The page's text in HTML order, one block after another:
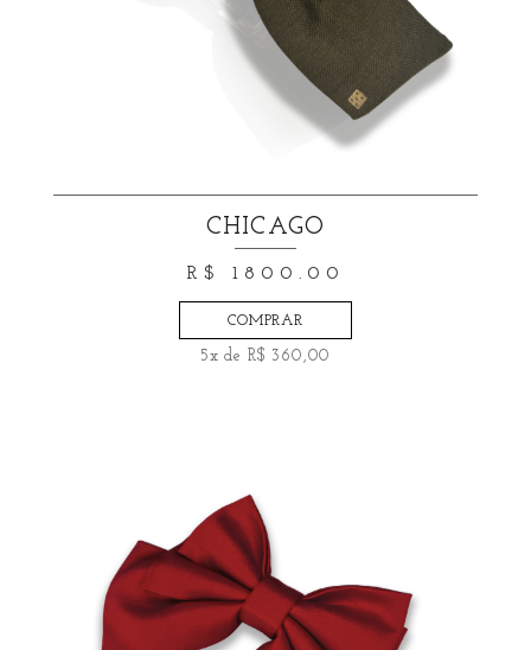
CHICAGO
R$ 1800.00
COMPRAR
5x de R$ 360,00